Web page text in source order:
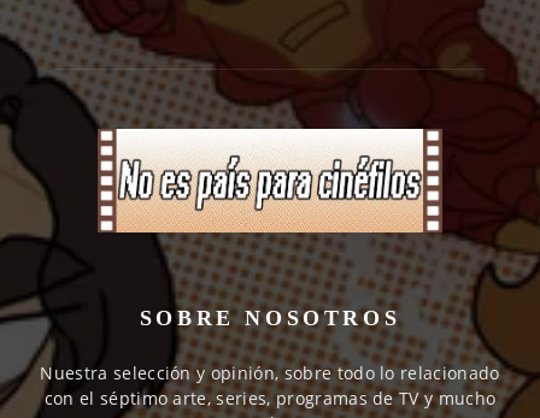
SOBRE NOSOTROS
Nuestra selección y opinión, sobre todo lo relacionado
con el séptimo arte, series, programas de TV y mucho